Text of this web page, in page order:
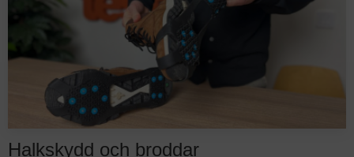
Halkskydd och broddar